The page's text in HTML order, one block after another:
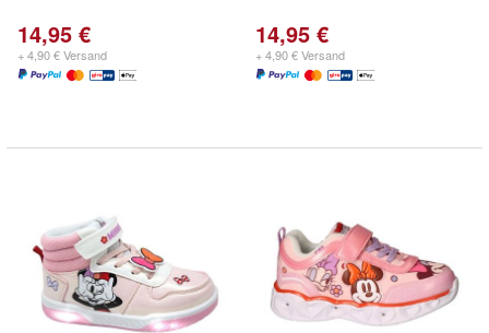
14,95 €
+ 4,90 € Versand
14,95 €
+ 4,90 € Versand